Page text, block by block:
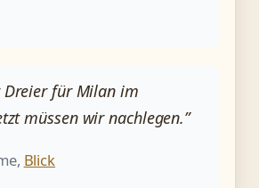
Dreier für Milan im
müssen wir nachlegen.”
Blick